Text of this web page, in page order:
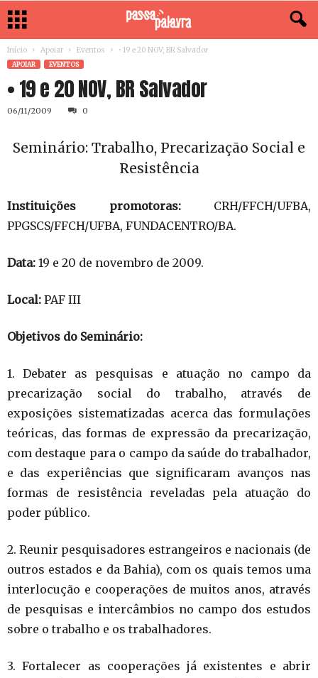
Início Apoiar Eventos • 19 e 20 NOV, BR Salvador
APOIAR EVENTOS
• 19 e 20 NOV, BR Salvador
06/11/2009 0
Seminário: Trabalho, Precarização Social e
Resistência
Instituições promotoras:CRH/FFCH/UFBA,
PPGSCS/FFCH/UFBA, FUNDACENTRO/BA.
Data: 19 e 20 de novembro de 2009.
Local: PAF III
Objetivos do Seminário:
1. Debater as pesquisas e atuação no campo da
precarização social do trabalho, através de
exposições sistematizadas acerca das formulações
teóricas, das formas de expressão da precarização,
com destaque para o campo da saúde do trabalhador,
e das experiências que significaram avanços nas
formas de resistência reveladas pela atuação do
poder público.
2. Reunir pesquisadores estrangeiros e nacionais (de
outros estados e da Bahia), com os quais temos uma
interlocução e cooperações de muitos anos, através
de pesquisas e intercâmbios no campo dos estudos
sobre o trabalho e os trabalhadores.
3. Fortalecer as cooperações já existentes e abrir